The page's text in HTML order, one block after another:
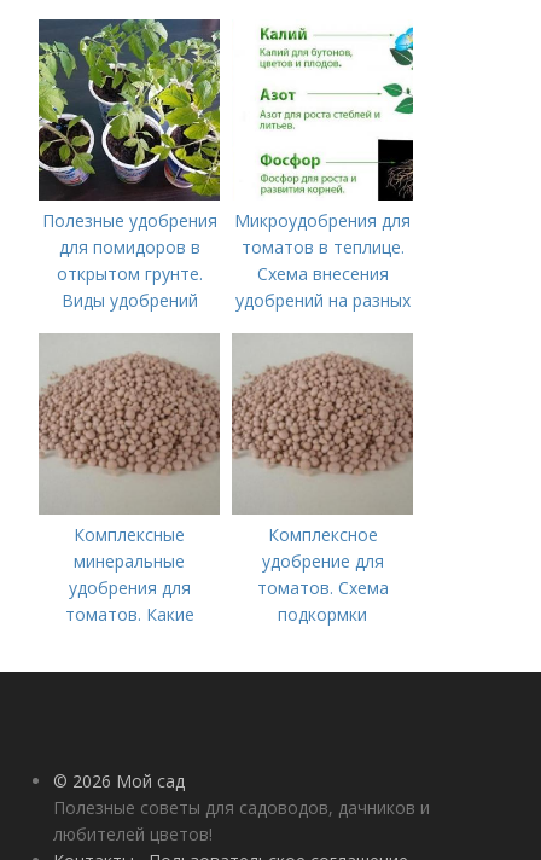
Полезные удобрения
для помидоров в
открытом грунте.
Виды удобрений
Микроудобрения для
томатов в теплице.
Схема внесения
удобрений на разных
помидоров
Комплексные
минеральные
удобрения для
томатов. Какие
используются для
Комплексное
удобрение для
томатов. Схема
подкормки
рассады до сбора
© 2026 Мой сад
Полезные советы для садоводов, дачников и
любителей цветов!